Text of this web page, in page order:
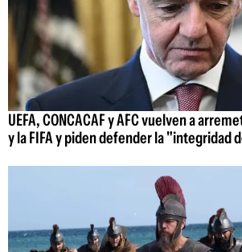
UEFA, CONCACAF y AFC vuelven a
y la FIFA y piden defender la "integridad